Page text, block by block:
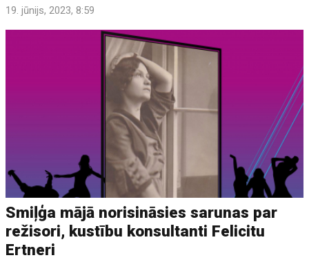
19. jūnijs, 2023, 8:59
Smiļģa mājā norisināsies sarunas par
režisori, kustību konsultanti Felicitu
Ertneri